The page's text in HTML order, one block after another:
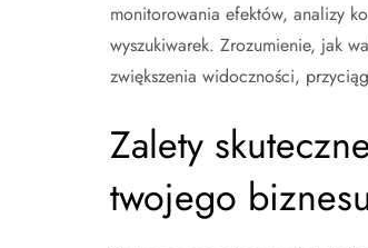
monitorowania efektów, analizy
wyszukiwarek. Zrozumienie, jak
zwiększenia widoczności,
Zalety
twojego